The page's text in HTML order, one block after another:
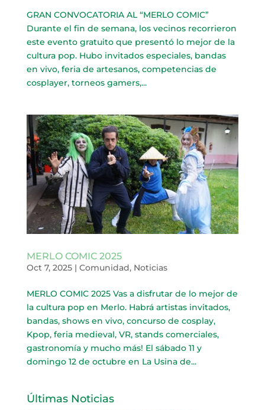
GRAN CONVOCATORIA AL “MERLO COMIC”
Durante el fin de semana, los vecinos recorrieron
este evento gratuito que presentó lo mejor de la
cultura pop. Hubo invitados especiales, bandas
en vivo, feria de artesanos, competencias de
cosplayer, torneos gamers,...
MERLO COMIC 2025
Oct 7, 2025| Comunidad, Noticias
MERLO COMIC 2025 Vas a disfrutar de lo mejor de
la cultura pop en Merlo. Habrá artistas invitados,
bandas, shows en vivo, concurso de cosplay,
Kpop, feria medieval, VR, stands comerciales,
gastronomía y mucho más! El sábado 11 y
domingo 12 de octubre en La Usina de...
Últimas Noticias